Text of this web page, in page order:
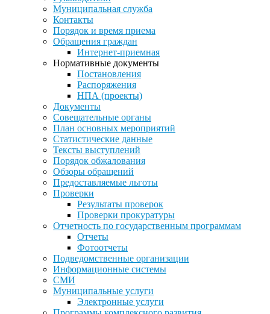
Муниципальная служба
Контакты
Порядок и время приема
Обращения граждан
Интернет-приемная
Нормативные документы
Постановления
Распоряжения
НПА (проекты)
Документы
Совещательные органы
План основных мероприятий
Статистические данные
Тексты выступлений
Порядок обжалования
Обзоры обращений
Предоставляемые льготы
Проверки
Результаты проверок
Проверки прокуратуры
Отчетность по государственным программам
Отчеты
Фотоотчеты
Подведомственные организации
Информационные системы
СМИ
Муниципальные услуги
Электронные услуги